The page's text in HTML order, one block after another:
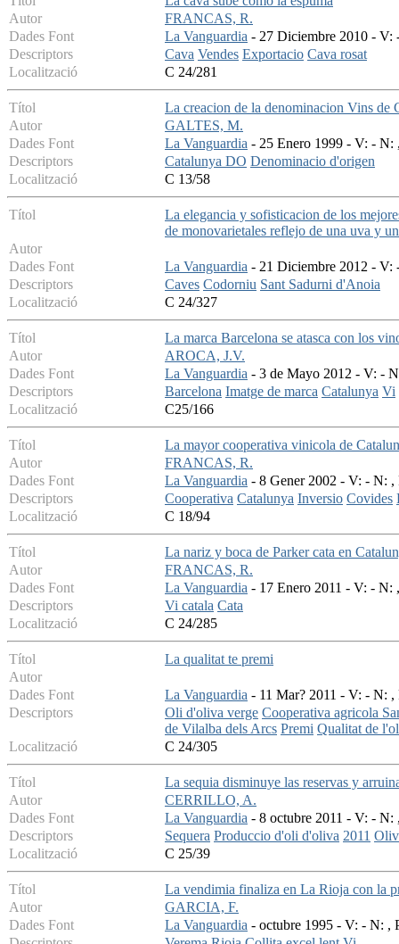
Autor
FRANCAS, R.
Dades Font
La Vanguardia - 27 Diciembre 2010 - V:
Descriptors
Cava Vendes Exportacio Cava rosat
Localització
C 24/281
Títol
La creacion de la denominacion Vins de
Autor
GALTES, M.
Dades Font
La Vanguardia - 25 Enero 1999 - V: - N:
Descriptors
Catalunya DO Denominacio d'origen
Localització
C 13/58
Títol
La elegancia y sofisticacion de los
de monovarietales reflejo de una uva y
Autor
Dades Font
La Vanguardia - 21 Diciembre 2012 - V:
Descriptors
Caves Codorniu Sant Sadurni d'Anoia
Localització
C 24/327
Títol
La marca Barcelona se atasca con los
Autor
AROCA, J.V.
Dades Font
La Vanguardia - 3 de Mayo 2012 - V: -
Descriptors
Barcelona Imatge de marca Catalunya Vi
Localització
C25/166
Títol
La mayor cooperativa vinicola de
Autor
FRANCAS, R.
Dades Font
La Vanguardia - 8 Gener 2002 - V: - N: ,
Descriptors
Cooperativa Catalunya Inversio Covides
Localització
C 18/94
Títol
La nariz y boca de Parker cata en
Autor
FRANCAS, R.
Dades Font
La Vanguardia - 17 Enero 2011 - V: - N:
Descriptors
Vi catala Cata
Localització
C 24/285
Títol
La qualitat te premi
Autor
Dades Font
La Vanguardia - 11 Mar? 2011 - V: - N: ,
Descriptors
Oli d'oliva verge Cooperativa agricola
de Vilalba dels Arcs Premi Qualitat de
Localització
C 24/305
Títol
La sequia disminuye las reservas y
Autor
CERRILLO, A.
Dades Font
La Vanguardia - 8 octubre 2011 - V: - N:
Descriptors
Sequera Produccio d'oli d'oliva 2011
Localització
C 25/39
Títol
La vendimia finaliza en La Rioja con la
Autor
GARCIA, F.
Dades Font
La Vanguardia - octubre 1995 - V: - N: ,